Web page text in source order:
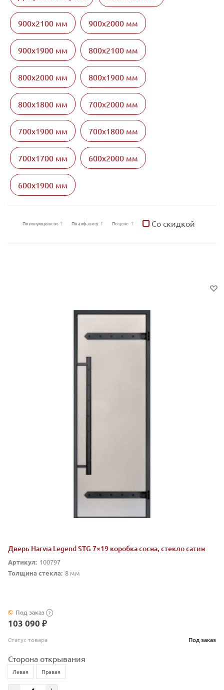
900х2100 мм 900х2000 мм
900х1900 мм 800х2100 мм
800х2000 мм 800х1900 мм
800х1800 мм 700х2000 мм
700х1900 мм 700х1800 мм
700х1700 мм 600х2000 мм
600х1900 мм
По популярности По алфавиту По цене Со скидкой
Дверь Harvia Legend STG 7×19 коробка сосна, стекло сатин
Артикул: 100797
Толщина стекла: 8 мм
Под заказ ?
103 090 ₽
Статус товара Под заказ
Сторона открывания
Левая Правая